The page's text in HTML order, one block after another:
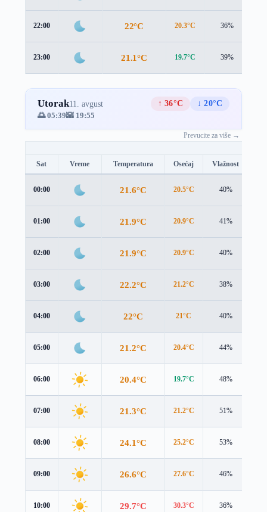
22:00 22°C 20.3°C 36%
23:00 21.1°C 19.7°C 39%
Utorak11. avgust ↑ 36°C
↓ 20°C
🌅 05:39🌇 19:55
Prevucite za više →
Sat Vreme Temperatura Osećaj Vlažnost
00:00 21.6°C 20.5°C 40%
01:00 21.9°C 20.9°C 41%
02:00 21.9°C 20.9°C 40%
03:00 22.2°C 21.2°C 38%
04:00 22°C 21°C 40%
05:00 21.2°C 20.4°C 44%
06:00 20.4°C 19.7°C 48%
07:00 21.3°C 21.2°C 51%
08:00 24.1°C 25.2°C 53%
09:00 26.6°C 27.6°C 46%
10:00 29.7°C 30.3°C 36%